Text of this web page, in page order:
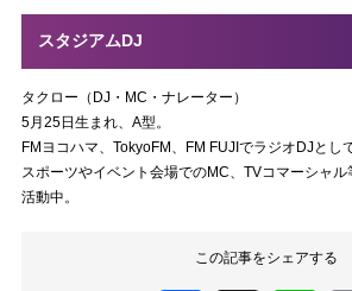
スタジアムDJ
タクロー（DJ・MC・ナレーター）
5月25日生まれ、A型。
FMヨコハマ、TokyoFM、FM FUJIでラジオDJとし
スポーツやイベント会場でのMC、TVコマーシャ
活動中。
この記事をシェアする